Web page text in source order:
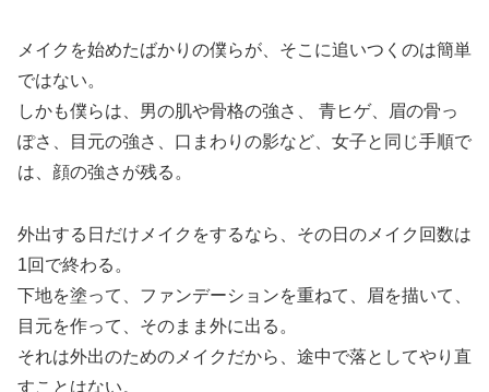
メイクを始めたばかりの僕らが、そこに追いつくのは簡単
ではない。
しかも僕らは、男の肌や骨格の強さ、 青ヒゲ、眉の骨っ
ぽさ、目元の強さ、口まわりの影など、女子と同じ手順で
は、顔の強さが残る。
外出する日だけメイクをするなら、その日のメイク回数は
1回で終わる。
下地を塗って、ファンデーションを重ねて、眉を描いて、
目元を作って、そのまま外に出る。
それは外出のためのメイクだから、途中で落としてやり直
すことはない。